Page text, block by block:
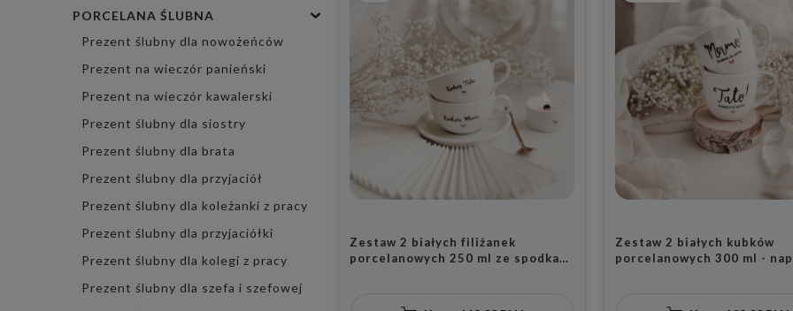
PORCELANA ŚLUBNA
Prezent ślubny dla nowożeńców
Prezent na wieczór panieński
Prezent na wieczór kawalerski
Prezent ślubny dla siostry
Prezent ślubny dla brata
Prezent ślubny dla przyjaciół
Prezent ślubny dla koleżanki z pracy
Prezent ślubny dla przyjaciółki
Prezent ślubny dla kolegi z pracy
Prezent ślubny dla szefa i szefowej
Zestaw 2 białych filiżanek
porcelanowych 250 ml ze spodkami
rodziców na rocznicę ślubu
Zestaw 2 białych kubków
porcelanowych 300 ml -
złotego serca na dzień